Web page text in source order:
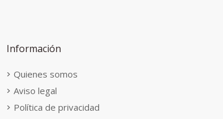
Información
Quienes somos
Aviso legal
Política de privacidad